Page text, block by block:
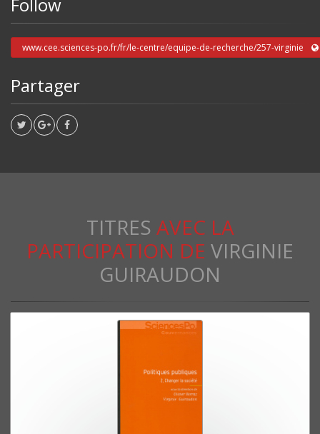
www.cee.sciences-po.fr/fr/le-centre/equipe-de-recherche/257-virginie
Partager
TITRES AVEC LA
PARTICIPATION DE VIRGINIE
GUIRAUDON